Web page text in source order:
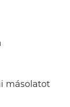
másolatot